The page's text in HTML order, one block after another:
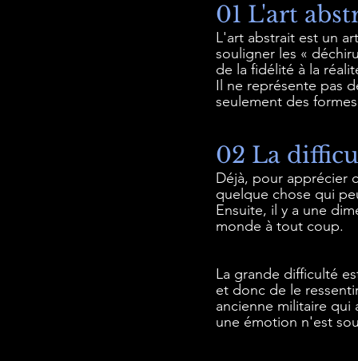
01 L'art
L'art abstrait est un
souligner les «
de la fidélité à la
Il ne représente pas
seulement des
02 La
Déjà, pour apprécier
quelque chose qui
Ensuite, il y a une
monde à tout coup.
La grande difficulté
et donc de le
ancienne militaire
une émotion n'est